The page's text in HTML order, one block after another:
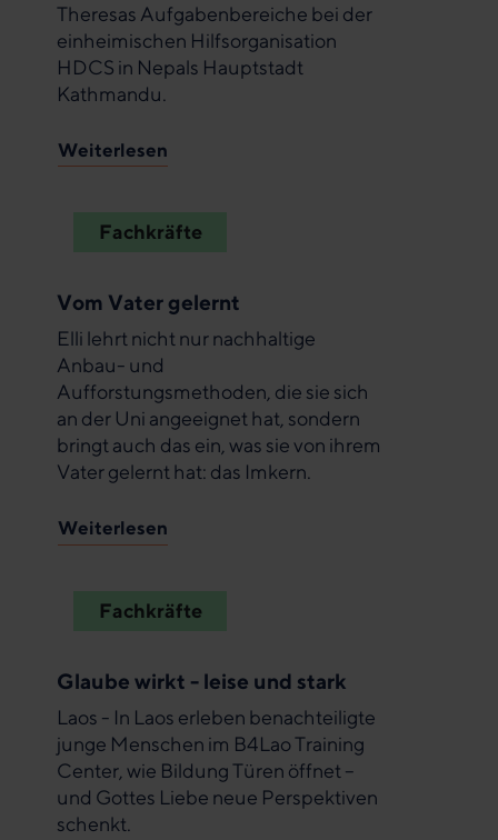
Theresas Aufgabenbereiche bei der
einheimischen Hilfsorganisation
HDCS in Nepals Hauptstadt
Kathmandu.
Weiterlesen
Fachkräfte
Vom Vater gelernt
Elli lehrt nicht nur nachhaltige
Anbau- und
Aufforstungsmethoden, die sie sich
an der Uni angeeignet hat, sondern
bringt auch das ein, was sie von ihrem
Vater gelernt hat: das Imkern.
Weiterlesen
Fachkräfte
Glaube wirkt - leise und stark
Laos - In Laos erleben benachteiligte
junge Menschen im B4Lao Training
Center, wie Bildung Türen öffnet –
und Gottes Liebe neue Perspektiven
schenkt.